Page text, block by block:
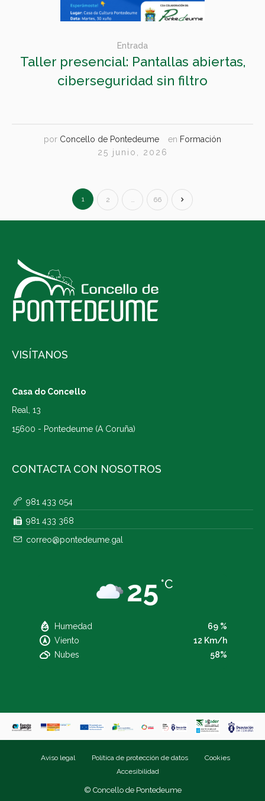
Entrada
Taller presencial: Pantallas abiertas,
ciberseguridad sin filtro
por Concello de Pontedeume en Formación
25 junio, 2026
1 2 66
VISÍTANOS
Casa do Concello
Real, 13
15600 - Pontedeume (A Coruña)
CONTACTA CON NOSOTROS
981 433 054
981 433 368
correo@pontedeume.gal
25 °C
Humedad
69 %
Viento
12 Km/h
Nubes
58%
Aviso legal Política de protección de datos
Cookies
Accesibilidad
© Concello de Pontedeume